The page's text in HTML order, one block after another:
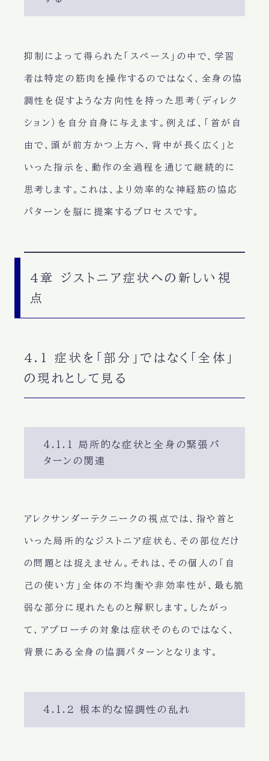
抑制によって得られた「スペース」の中で、学習
者は特定の筋肉を操作するのではなく、全身の協
調性を促すような方向性を持った思考（ディレク
ション）を自分自身に与えます。例えば、「首が自
由で、頭が前方かつ上方へ、背中が長く広く」と
いった指示を、動作の全過程を通じて継続的に
思考します。これは、より効率的な神経筋の協応
パターンを脳に提案するプロセスです。
4章 ジストニア症状への新しい視
点
4.1 症状を「部分」ではなく「全体」
の現れとして見る
4.1.1 局所的な症状と全身の緊張パ
ターンの関連
アレクサンダーテクニークの視点では、指や首と
いった局所的なジストニア症状も、その部位だけ
の問題とは捉えません。それは、その個人の「自
己の使い方」全体の不均衡や非効率性が、最も脆
弱な部分に現れたものと解釈します。したがっ
て、アプローチの対象は症状そのものではなく、
背景にある全身の協調パターンとなります。
4.1.2 根本的な協調性の乱れ